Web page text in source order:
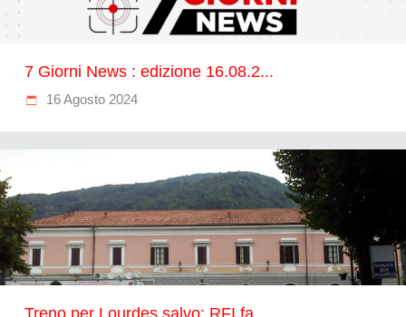
7 Giorni News : edizione 16.08.2...
16 Agosto 2024
Treno per Lourdes salvo: RFI fa...